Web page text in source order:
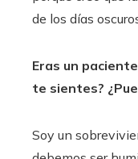
de los días
Eras un
te sientes?
Soy un